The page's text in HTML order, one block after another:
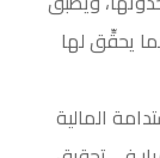
يحقِّق لها
المالية